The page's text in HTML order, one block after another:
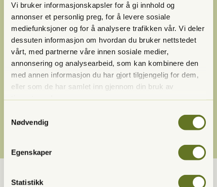
Vi bruker informasjonskapsler for å gi innhold og
annonser et personlig preg, for å levere sosiale
mediefunksjoner og for å analysere trafikken vår. Vi deler
dessuten informasjon om hvordan du bruker nettstedet
vårt, med partnerne våre innen sosiale medier,
annonsering og analysearbeid, som kan kombinere den
med annen informasjon du har gjort tilgjengelig for dem,
eller som de har samlet inn gjennom din bruk av
Nødvendig
Egenskaper
Statistikk